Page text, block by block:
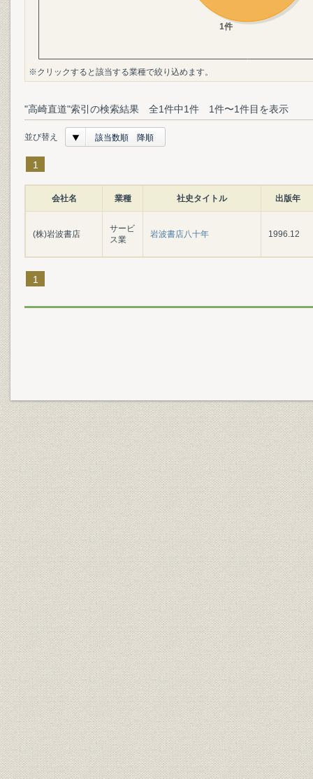
※クリックすると該当する業種で絞り込めます。
"高崎直道"索引の検索結果 全1件中1件 1件〜1件目を表示
並び替え 該当数順 降順
1
会社名 業種 社史タイトル 出版年
(株)岩波書店
サービ
ス業
岩波書店八十年 1996.12
1